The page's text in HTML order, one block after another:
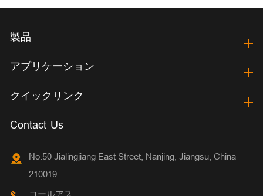
製品
アプリケーション
クイックリンク
Contact Us
No.50 Jialingjiang East Street, Nanjing, Jiangsu, China
210019